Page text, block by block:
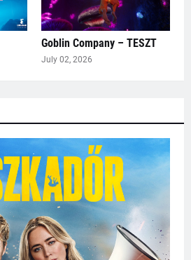
Goblin Company – TESZT
July 02, 2026